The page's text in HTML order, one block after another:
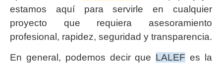
estamos aquí para servirle en cualquier
proyecto que requiera asesoramiento
profesional, rapidez, seguridad y transparencia.
En general, podemos decir que LALEF es la